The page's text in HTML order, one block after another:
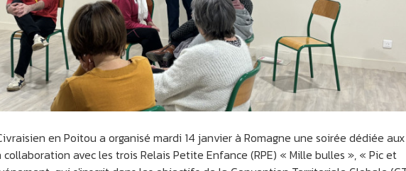
en Poitou a organisé mardi 14 janvier à Romagne une soirée dédiée aux
avec les trois Relais Petite Enfance (RPE) « Mille bulles », « Pic et